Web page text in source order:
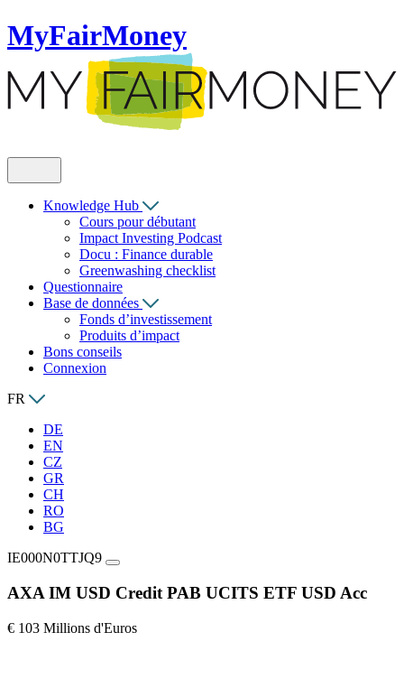
MyFairMoney
Knowledge Hub
Cours pour débutant
Impact Investing Podcast
Docu : Finance durable
Greenwashing checklist
Questionnaire
Base de données
Fonds d’investissement
Produits d’impact
Bons conseils
Connexion
FR
DE
EN
CZ
GR
CH
RO
BG
IE000N0TTJQ9
AXA IM USD Credit PAB UCITS ETF USD Acc
€ 103 Millions d'Euros